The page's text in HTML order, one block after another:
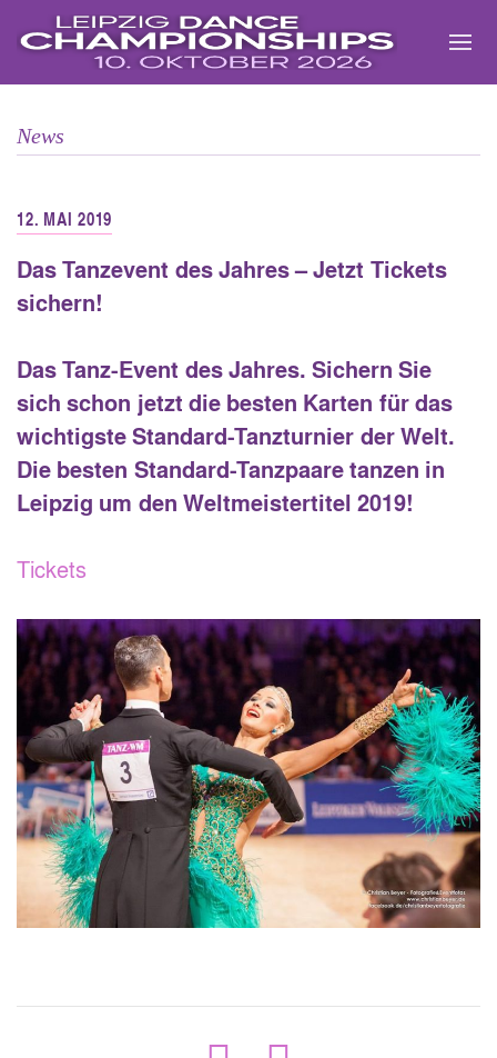
Inhalt
springen
News
12. MAI 2019
Das Tanzevent des Jahres – Jetzt Tickets
sichern!
Das Tanz-Event des Jahres. Sichern Sie
sich schon jetzt die besten Karten für das
wichtigste Standard-Tanzturnier der Welt.
Die besten Standard-Tanzpaare tanzen in
Leipzig um den Weltmeistertitel 2019!
Tickets